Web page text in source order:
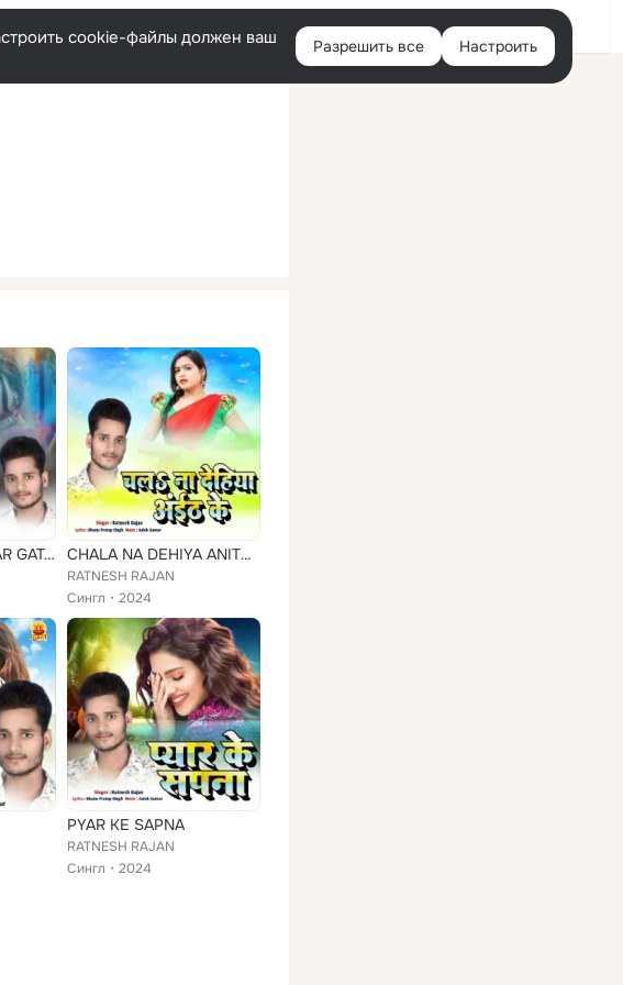
Русский Войти
cookie-файлы должен ваш
Разрешить все Настроить
DARAD HOLA GATAR GATAR CHALA NA DEHIYA ANITH KE
RATNESH RAJAN
Сингл
2024
PYAR KE SAPNA
RATNESH RAJAN
Сингл
2024